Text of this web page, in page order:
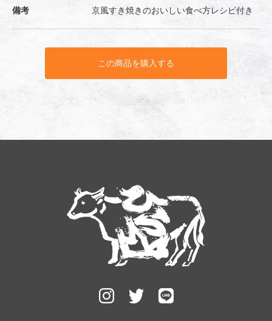
備考 京風すき焼きのおいしい食べ方レシピ付き
この商品を購入する